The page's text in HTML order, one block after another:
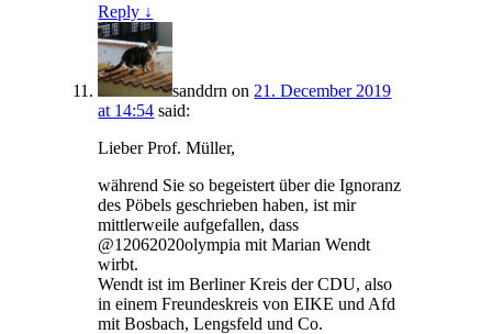
Reply ↓
sanddrn on 21. December 2019
at 14:54 said:
Lieber Prof. Müller,
während Sie so begeistert über die Ignoranz
des Pöbels geschrieben haben, ist mir
mittlerweile aufgefallen, dass
@12062020olympia mit Marian Wendt
wirbt.
Wendt ist im Berliner Kreis der CDU, also
in einem Freundeskreis von EIKE und Afd
mit Bosbach, Lengsfeld und Co.